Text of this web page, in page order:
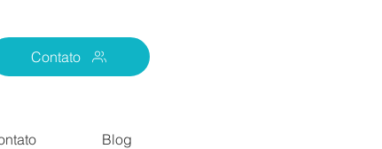
Contato
Blog